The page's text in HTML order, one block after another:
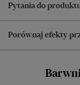
Pytania do
Porównaj efekty